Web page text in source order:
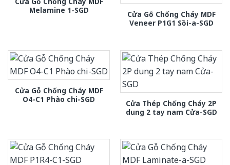
Melamine 1-SGD
Cửa Gỗ Chống Cháy MDF
Veneer P1G1 Sồi-a-SGD
Cửa Gỗ Chống Cháy MDF
O4-C1 Phào chi-SGD
Cửa Thép Chống Cháy 2P
dung 2 tay nam Cửa-SGD